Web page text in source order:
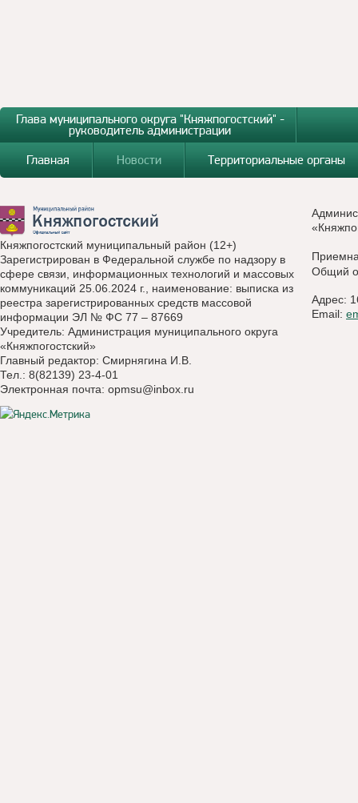
Глава муниципального округа "Княжпогостский" -
руководитель администрации
Главная
Новости Территориальные органы
Княжпогостский муниципальный район (12+)
Зарегистрирован в Федеральной службе по надзору в
сфере связи, информационных технологий и массовых
коммуникаций 25.06.2024 г., наименование: выписка из
реестра зарегистрированных средств массовой
информации ЭЛ № ФС 77 – 87669
Учредитель: Администрация муниципального округа
«Княжпогостский»
Главный редактор: Смирнягина И.В.
Тел.: 8(82139) 23-4-01
Электронная почта: opmsu@inbox.ru
Общий
Адрес:
Email: